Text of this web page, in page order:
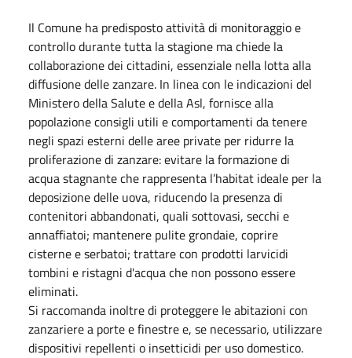
Il Comune ha predisposto attività di monitoraggio e
controllo durante tutta la stagione ma chiede la
collaborazione dei cittadini, essenziale nella lotta alla
diffusione delle zanzare. In linea con le indicazioni del
Ministero della Salute e della Asl, fornisce alla
popolazione consigli utili e comportamenti da tenere
negli spazi esterni delle aree private per ridurre la
proliferazione di zanzare: evitare la formazione di
acqua stagnante che rappresenta l’habitat ideale per la
deposizione delle uova, riducendo la presenza di
contenitori abbandonati, quali sottovasi, secchi e
annaffiatoi; mantenere pulite grondaie, coprire
cisterne e serbatoi; trattare con prodotti larvicidi
tombini e ristagni d'acqua che non possono essere
eliminati.
Si raccomanda inoltre di proteggere le abitazioni con
zanzariere a porte e finestre e, se necessario, utilizzare
dispositivi repellenti o insetticidi per uso domestico.